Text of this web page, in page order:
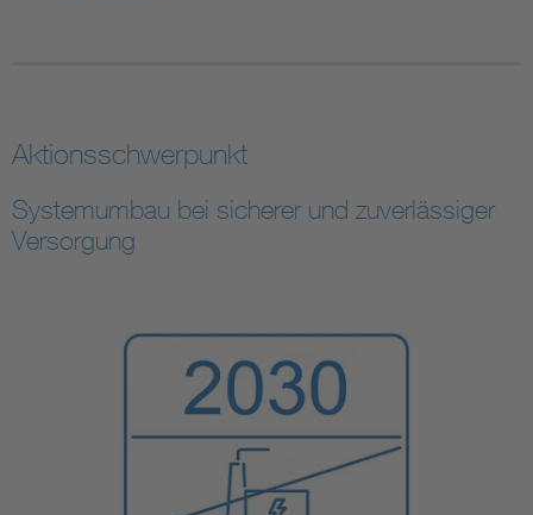
Aktionsschwerpunkt
Systemumbau bei sicherer und zuverlässiger
Versorgung